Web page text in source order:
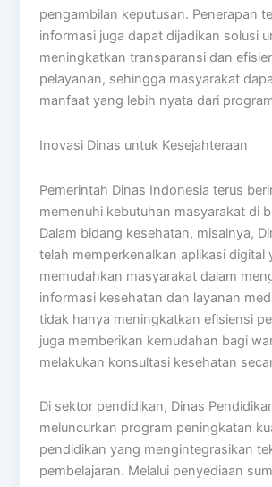
pengambilan keputusan. Penerapan
informasi juga dapat dijadikan solusi
meningkatkan transparansi dan
pelayanan, sehingga masyarakat
manfaat yang lebih nyata dari
Inovasi Dinas untuk Kesejahteraan
Pemerintah Dinas Indonesia terus
memenuhi kebutuhan masyarakat di
Dalam bidang kesehatan, misalnya,
telah memperkenalkan aplikasi digital
memudahkan masyarakat dalam
informasi kesehatan dan layanan
tidak hanya meningkatkan efisiensi
juga memberikan kemudahan bagi
melakukan konsultasi kesehatan
Di sektor pendidikan, Dinas
meluncurkan program peningkatan
pendidikan yang mengintegrasikan
pembelajaran. Melalui penyediaan